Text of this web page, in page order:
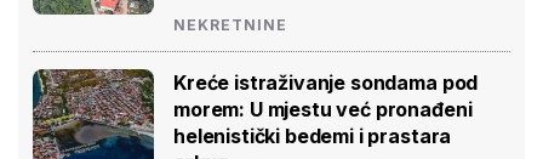
NEKRETNINE
Kreće istraživanje sondama pod
morem: U mjestu već pronađeni
helenistički bedemi i prastara